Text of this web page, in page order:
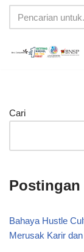
Lompat
Cari
Postingan
Bahaya Hustle
Merusak Karir